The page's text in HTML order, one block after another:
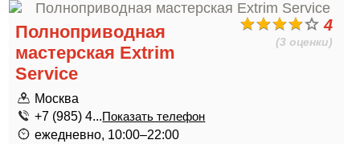
4
(3 оценки)
Полноприводная
мастерская Extrim
Service
Москва
+7 (985) 4...Показать телефон
ежедневно, 10:00–22:00